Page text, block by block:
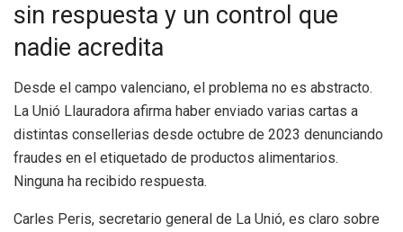
sin respuesta y un control que
nadie acredita
Desde el campo valenciano, el problema no es abstracto.
La Unió Llauradora afirma haber enviado varias cartas a
distintas consellerias desde octubre de 2023 denunciando
fraudes en el etiquetado de productos alimentarios.
Ninguna ha recibido respuesta.
Carles Peris, secretario general de La Unió, es claro sobre